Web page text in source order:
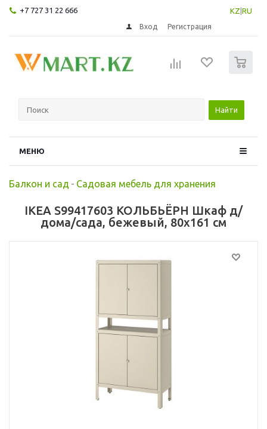
+7 727 31 22 666 KZ RU
Вход Регистрация
Найти
МЕНЮ
Балкон и сад - Садовая мебель для хранения
IKEA S99417603 КОЛЬБЬЁРН Шкаф д/
дома/сада, бежевый, 80x161 см